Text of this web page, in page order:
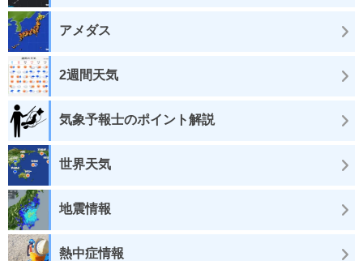
アメダス
2週間天気
気象予報士のポイント解説
世界天気
地震情報
熱中症情報